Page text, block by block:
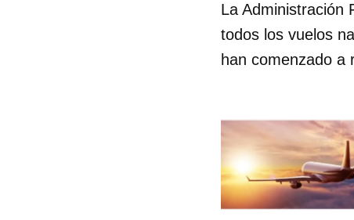
La Administración
todos los vuelos
han comenzado a